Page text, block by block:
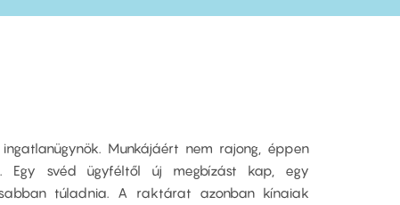
Munkájáért nem rajong, éppen
Egy svéd ügyféltől új megbízást kap, egy
túladnia. A raktárat azonban kínaiak